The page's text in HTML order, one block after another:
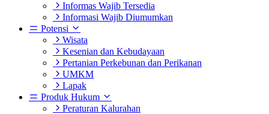
Informas Wajib Tersedia
Informasi Wajib Diumumkan
Potensi
Wisata
Kesenian dan Kebudayaan
Pertanian Perkebunan dan Perikanan
UMKM
Lapak
Produk Hukum
Peraturan Kalurahan